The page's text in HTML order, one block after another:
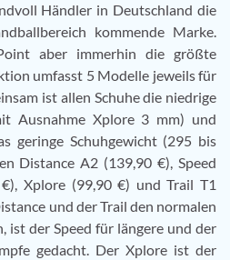
Händler in Deutschland die
kommende Marke.
aber immerhin die größte
umfasst 5 Modelle jeweils für
ist allen Schuhe die niedrige
Ausnahme Xplore 3 mm) und
geringe Schuhgewicht (295 bis
Distance A2 (139,90 €), Speed
Xplore (99,90 €) und Trail T1
und der Trail den normalen
ist der Speed für längere und der
gedacht. Der Xplore ist der